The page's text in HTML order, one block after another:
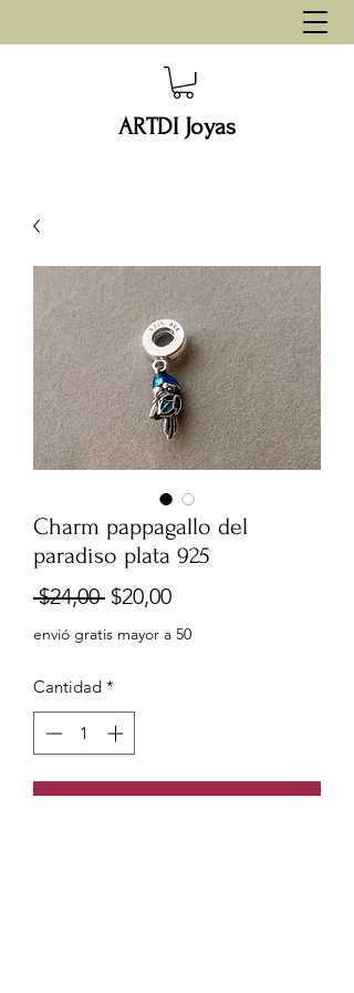
ARTDI Joyas
Charm pappagallo del
paradiso plata 925
$24,00 Precio
$20,00Precio
de
envió gratis mayor a 50
Cantidad *
Agregar al carrito